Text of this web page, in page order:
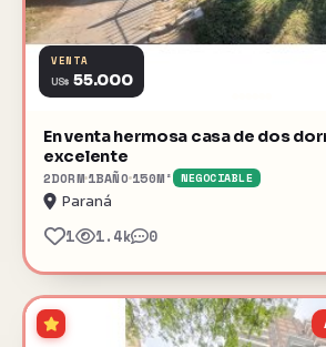
VENTA
US$ 55.000
En venta hermosa casa de dos
excelente
2DORM 1BAÑO 150M² NEGOCIABLE
Paraná
1 1.4k 0